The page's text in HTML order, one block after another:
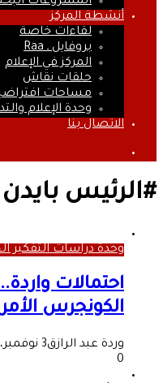
أنشطة المركز
لقاءات خاصة
بروفايل ـ Raa
المركز في الإعلام
حلقات نقاش
مساحات
وحدة الإعلام
الاتصال بنا
#الرئيس بايدن
وحدة دراسات التفكير
احتمالات
الكونجرس
وردة عبد الرازق3 نوفمبر، 2022
0